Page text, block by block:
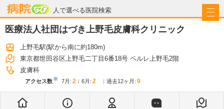
人で選べる医院検索
病院なび
医療法人社団はづき上野毛皮膚科クリニック
上野毛駅(駅から南に約180m)
東京都世田谷区上野毛二丁目6番18号 ペルレ上野毛2階
皮膚科
アクセス数※ 7月 : 2 6月 : 2 過去12ヶ月: 9